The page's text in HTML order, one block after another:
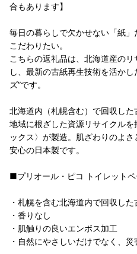
合もあります】
毎日の暮らしで欠かせない「紙
こだわりたい。
こちらの返礼品は、北海道産の
し、最新の古紙再生技術を活か
ズ”です。
北海道内（札幌含む）で回収した
地域に根ざした資源リサイクル
ックス〉が製造。肌ざわりのよさ
安心の日本製です。
■プリオール・ピコ トイレットペ
・札幌を含む北海道内で回収し
・香りなし
・肌触りの良いエンボス加工
・自然にやさしいだけでなく、